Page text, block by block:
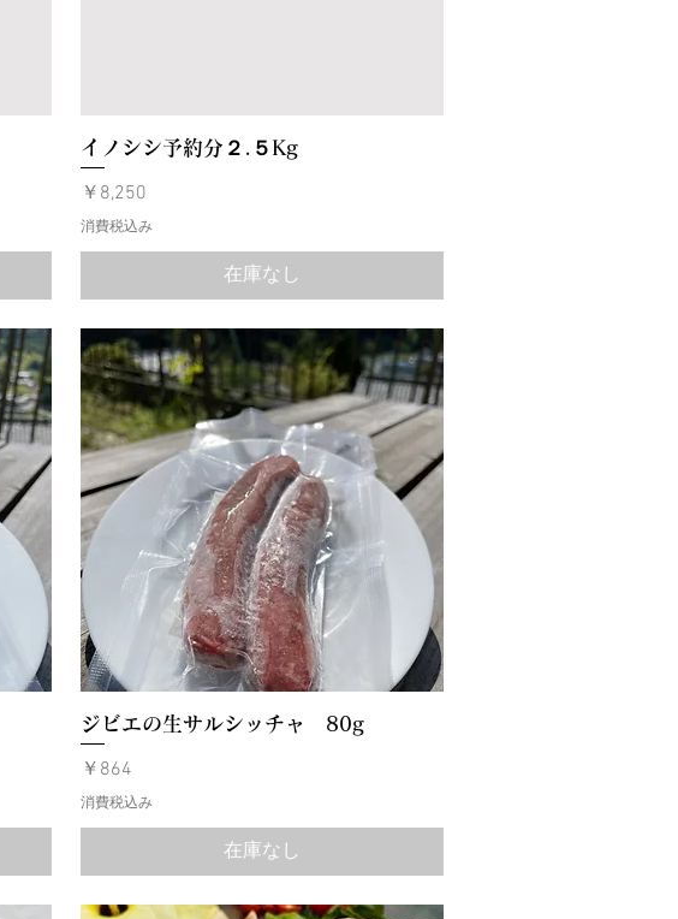
イノシシ予約分２.５Kg
価格
￥8,250
消費税込み
在庫なし
ジビエの生サルシッチャ 80g
価格
￥864
消費税込み
在庫なし